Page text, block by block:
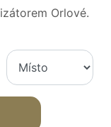
Orlové.